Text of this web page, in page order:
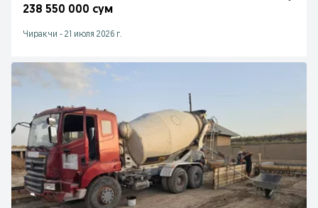
238 550 000 сум
Чиракчи - 21 июля 2026 г.